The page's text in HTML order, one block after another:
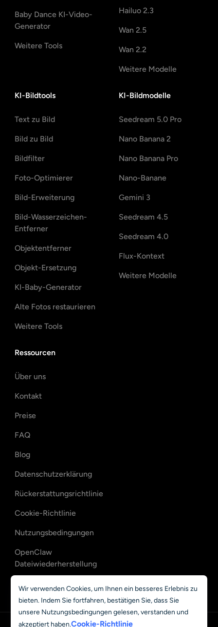
Baby Dance KI-Video-
Generator
Weitere Tools
Hailuo 2.3
Wan 2.5
Wan 2.2
Weitere Modelle
KI-Bildtools
Text zu Bild
Bild zu Bild
Bildfilter
Foto-Optimierer
Bild-Erweiterung
Bild-Wasserzeichen-
Entferner
Objektentferner
Objekt-Ersetzung
KI-Baby-Generator
Alte Fotos restaurieren
Weitere Tools
KI-Bildmodelle
Seedream 5.0 Pro
Nano Banana 2
Nano Banana Pro
Nano-Banane
Gemini 3
Seedream 4.5
Seedream 4.0
Flux-Kontext
Weitere Modelle
Ressourcen
Über uns
Kontakt
Preise
FAQ
Blog
Datenschutzerklärung
Rückerstattungsrichtlinie
Cookie-Richtlinie
Nutzungsbedingungen
OpenClaw
Dateiwiederherstellung
Wir verwenden Cookies, um Ihnen ein besseres Erlebnis zu
bieten. Indem Sie fortfahren, bestätigen Sie, dass Sie
unsere Nutzungsbedingungen gelesen, verstanden und
akzeptiert haben.Cookie-Richtlinie